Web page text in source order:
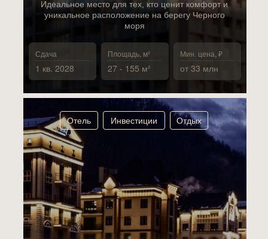
Отдых
Инвестиции
Отель
от 33 млн
Мин. цена, ₽
27 - 155 м²
Площадь, м²
1 кв. 2028
Сдача
Идеальное место для тех, кто ценит комфорт и
уникальное расположение на берегу Черного
моря